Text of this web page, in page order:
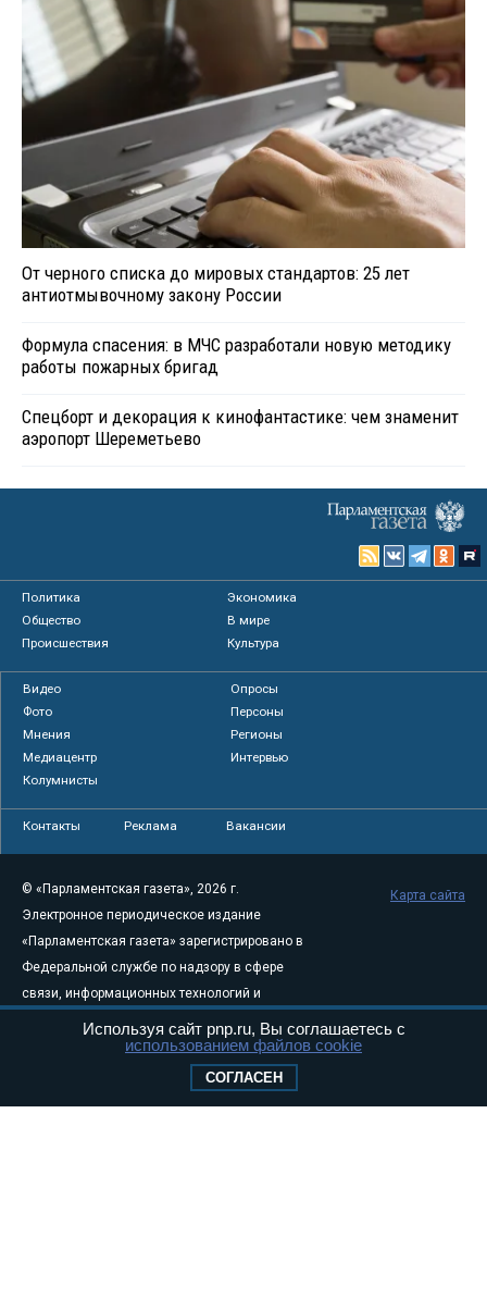
От черного списка до мировых стандартов: 25 лет
антиотмывочному закону России
Формула спасения: в МЧС разработали новую методику
работы пожарных бригад
Спецборт и декорация к кинофантастике: чем знаменит
аэропорт Шереметьево
Политика
Экономика
Общество
В мире
Происшествия
Культура
Видео
Опросы
Фото
Персоны
Мнения
Регионы
Медиацентр
Интервью
Колумнисты
Контакты Реклама Вакансии
© «Парламентская газета», 2026 г.
Электронное периодическое издание
«Парламентская газета» зарегистрировано в
Федеральной службе по надзору в сфере
связи, информационных технологий и
августа 2011 года. 18+
Свидетельство о регистрации Эл № ФС77-
Карта сайта
Используя сайт pnp.ru, Вы соглашаетесь с
использованием файлов cookie
СОГЛАСЕН